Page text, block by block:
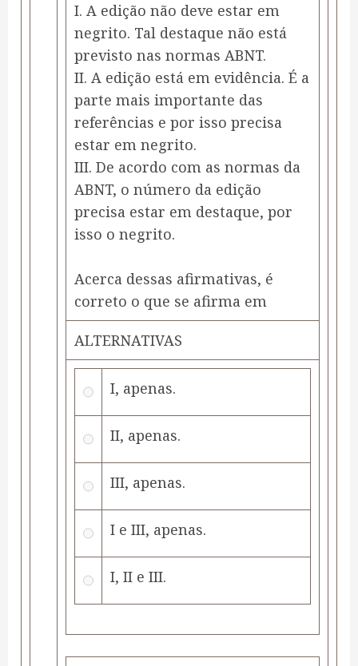
I. A edição não deve estar em
negrito. Tal destaque não está
previsto nas normas ABNT.
II. A edição está em evidência. É a
parte mais importante das
referências e por isso precisa
estar em negrito.
III. De acordo com as normas da
ABNT, o número da edição
precisa estar em destaque, por
isso o negrito.
Acerca dessas afirmativas, é
correto o que se afirma em
ALTERNATIVAS
I, apenas.
II, apenas.
III, apenas.
I e III, apenas.
I, II e III.